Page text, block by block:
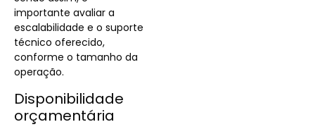
importante avaliar a
escalabilidade e o suporte
técnico oferecido,
conforme o tamanho da
operação.
Disponibilidade
orçamentária